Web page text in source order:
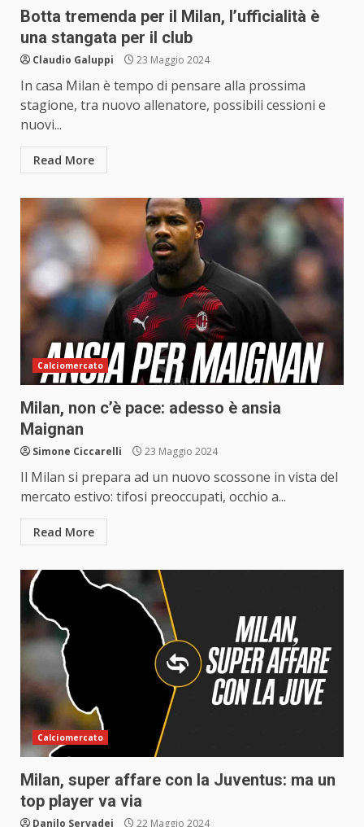
Botta tremenda per il Milan, l’ufficialità è
una stangata per il club
Claudio Galuppi 23 Maggio 2024
In casa Milan è tempo di pensare alla prossima
stagione, tra nuovo allenatore, possibili cessioni e
nuovi...
Read More
Calciomercato
Milan, non c’è pace: adesso è ansia
Maignan
Simone Ciccarelli 23 Maggio 2024
Il Milan si prepara ad un nuovo scossone in vista del
mercato estivo: tifosi preoccupati, occhio a...
Read More
Calciomercato
Milan, super affare con la Juventus: ma un
top player va via
Danilo Servadei 22 Maggio 2024